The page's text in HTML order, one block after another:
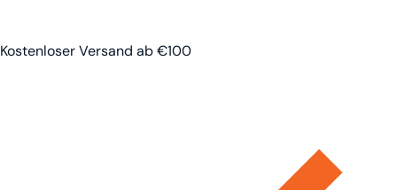
Kostenloser Versand ab €100